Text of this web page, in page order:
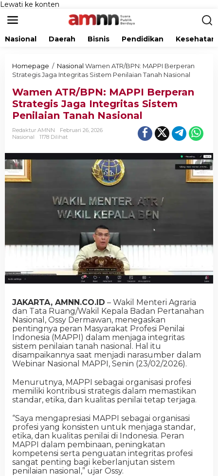
Lewati ke konten
Nasional Daerah Bisnis Pendidikan Kesehatan
Homepage / Nasional Wamen ATR/BPN: MAPPI Berperan
Strategis Jaga Integritas Sistem Penilaian Tanah Nasional
Wamen ATR/BPN: MAPPI Berperan
Strategis Jaga Integritas Sistem
Penilaian Tanah Nasional
Redaktur AMNN
Februari 26, 2026
Nasional
1178 Dilihat
JAKARTA, AMNN.CO.ID – Wakil Menteri Agraria
dan Tata Ruang/Wakil Kepala Badan Pertanahan
Nasional, Ossy Dermawan, menegaskan
pentingnya peran Masyarakat Profesi Penilai
Indonesia (MAPPI) dalam menjaga integritas
sistem penilaian tanah nasional. Hal itu
disampaikannya saat menjadi narasumber dalam
Webinar Nasional MAPPI, Senin (23/02/2026).
Menurutnya, MAPPI sebagai organisasi profesi
memiliki kontribusi strategis dalam memastikan
standar, etika, dan kualitas penilai tetap terjaga.
“Saya mengapresiasi MAPPI sebagai organisasi
profesi yang konsisten untuk menjaga standar,
etika, dan kualitas penilai di Indonesia. Peran
MAPPI dalam pembinaan, peningkatan
kompetensi serta penguatan integritas profesi
sangat penting bagi keberlanjutan sistem
penilaian nasional,” ujar Ossy.